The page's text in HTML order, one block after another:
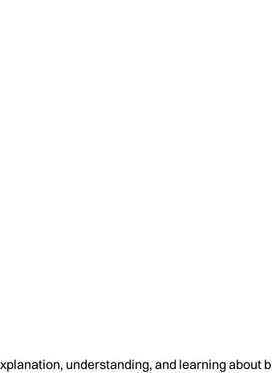
understanding, and learning about